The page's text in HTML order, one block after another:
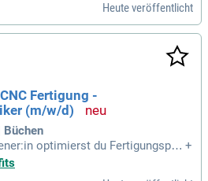
Steuerung und Optimier
sich durch eigenständige Ar
und Teamfähigkeit aus?
Arbeitsverhältnis, ein fam
zahlreiche Weiterbildungsmöglich
Unternehmen erwartet Sie e
Position im 3-Schicht-S
jetzt!
Heute veröffentlicht
Fertigung -
(m/w/d)
Büchen
optimierst du Fertigungspro
Produktion. Deine Aufgaben umfa
+